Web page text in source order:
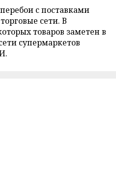
с поставками
сети. В
товаров заметен в
супермаркетов